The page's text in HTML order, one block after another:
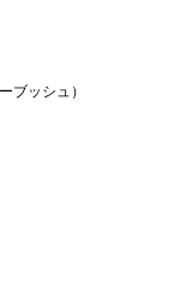
ブッシュ）